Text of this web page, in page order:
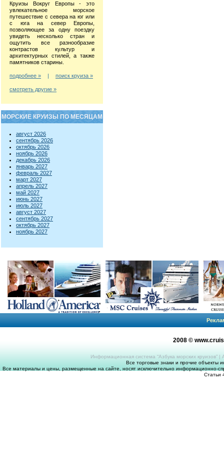
Круизы Вокруг Европы - это
увлекательное морское
путешествие с севера на юг или
с юга на север Европы,
позволяющее за одну поездку
увидеть несколько стран и
ощутить все разнообразие
контрастов культур и
архитектурных стилей, а также
памятников старины.
подробнее » | поиск круиза »
смотреть другие »
МОРСКИЕ КРУИЗЫ ПО МЕСЯЦАМ
август 2026
сентябрь 2026
октябрь 2026
ноябрь 2026
декабрь 2026
январь 2027
февраль 2027
март 2027
апрель 2027
май 2027
июнь 2027
июль 2027
август 2027
сентябрь 2027
октябрь 2027
ноябрь 2027
2008 ©
Информационная система “Азбука морских круизов” |
Все торговые знаки и прочие объекты
Все материалы и цены, размещенные на сайте, носят исключительно информационно-
Статьи